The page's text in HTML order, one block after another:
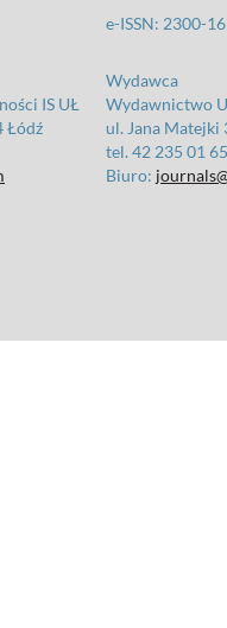
e-ISSN: 2300-
IS UŁ
Łódź
Wydawca
Wydawnictwo
ul. Jana Matejki
tel. 42 235 01
Biuro: